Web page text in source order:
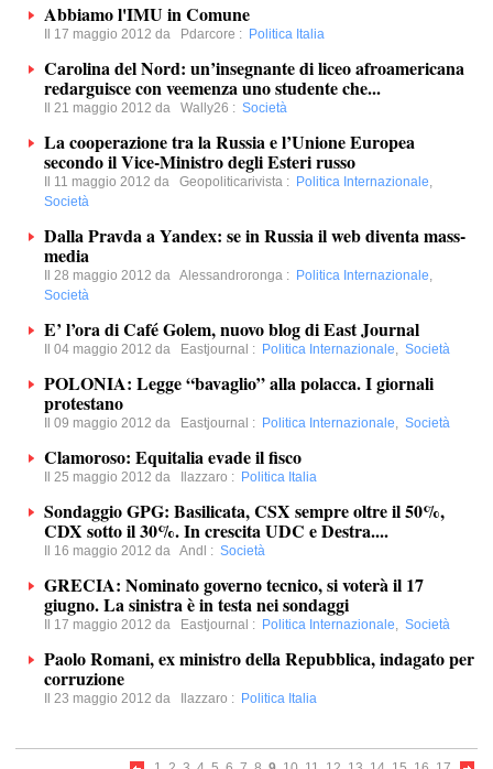
Abbiamo l'IMU in Comune
Il 17 maggio 2012 da Pdarcore : Politica Italia
Carolina del Nord: un’insegnante di liceo afroamericana
redarguisce con veemenza uno studente che...
Il 21 maggio 2012 da Wally26 : Società
La cooperazione tra la Russia e l’Unione Europea
secondo il Vice-Ministro degli Esteri russo
Il 11 maggio 2012 da Geopoliticarivista : Politica Internazionale,
Società
Dalla Pravda a Yandex: se in Russia il web diventa mass-
media
Il 28 maggio 2012 da Alessandroronga : Politica Internazionale,
Società
E’ l’ora di Café Golem, nuovo blog di East Journal
Il 04 maggio 2012 da Eastjournal : Politica Internazionale, Società
POLONIA: Legge “bavaglio” alla polacca. I giornali
protestano
Il 09 maggio 2012 da Eastjournal : Politica Internazionale, Società
Clamoroso: Equitalia evade il fisco
Il 25 maggio 2012 da Ilazzaro : Politica Italia
Sondaggio GPG: Basilicata, CSX sempre oltre il 50%,
CDX sotto il 30%. In crescita UDC e Destra....
Il 16 maggio 2012 da Andl : Società
GRECIA: Nominato governo tecnico, si voterà il 17
giugno. La sinistra è in testa nei sondaggi
Il 17 maggio 2012 da Eastjournal : Politica Internazionale, Società
Paolo Romani, ex ministro della Repubblica, indagato per
corruzione
Il 23 maggio 2012 da Ilazzaro : Politica Italia